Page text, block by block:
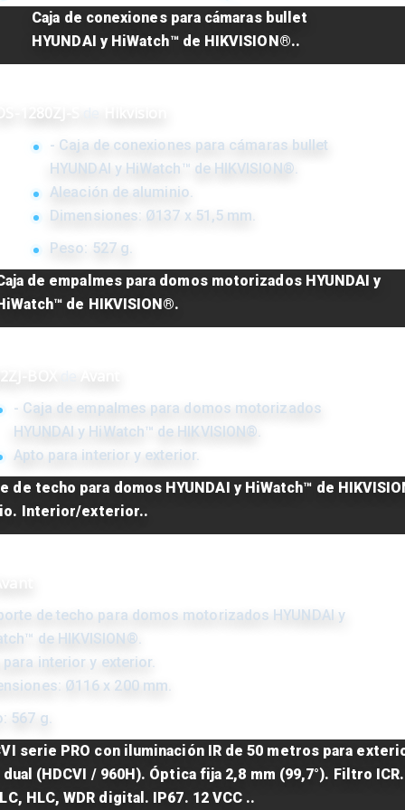
Caja de conexiones para cámaras bullet
HYUNDAI y HiWatch™ de HIKVISION®..
1280ZJ-S
- Caja de conexiones para cámaras bullet
HYUNDAI y HiWatch™ de HIKVISION®.
Aleación de aluminio.
Dimensiones: Ø137 x 51,5 mm.
Peso: 527 g.
de empalmes para domos motorizados HYUNDAI y
de HIKVISION®.
- Caja de empalmes para domos motorizados
HYUNDAI y HiWatch™ de HIKVISION®.
Apto para interior y exterior.
de techo para domos HYUNDAI y HiWatch™ de
Interior/exterior..
de techo para domos motorizados HYUNDAI y
de HIKVISION®.
para interior y exterior.
Ø116 x 200 mm.
567 g.
serie PRO con iluminación IR de 50 metros para
(HDCVI / 960H). Óptica fija 2,8 mm (99,7°). Filtro ICR.
HLC, WDR digital. IP67. 12 VCC ..